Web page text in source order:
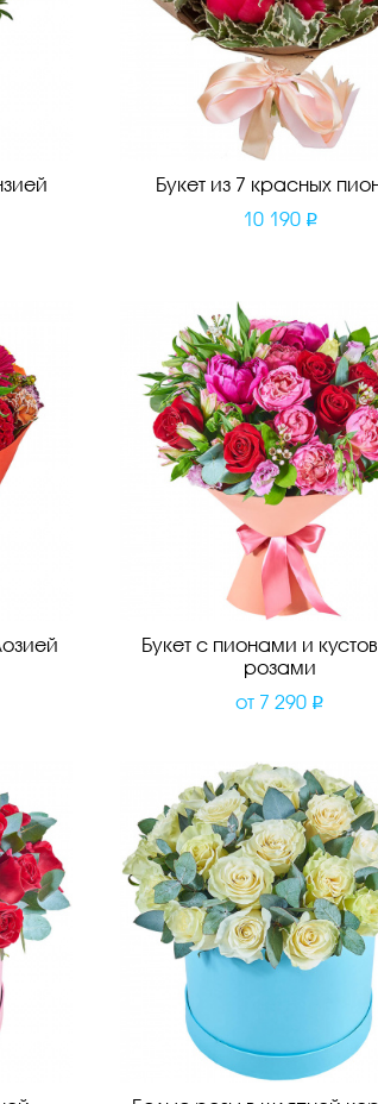
Букет из 7 красных
10 190
Букет с пионами и
розами
от 7 290